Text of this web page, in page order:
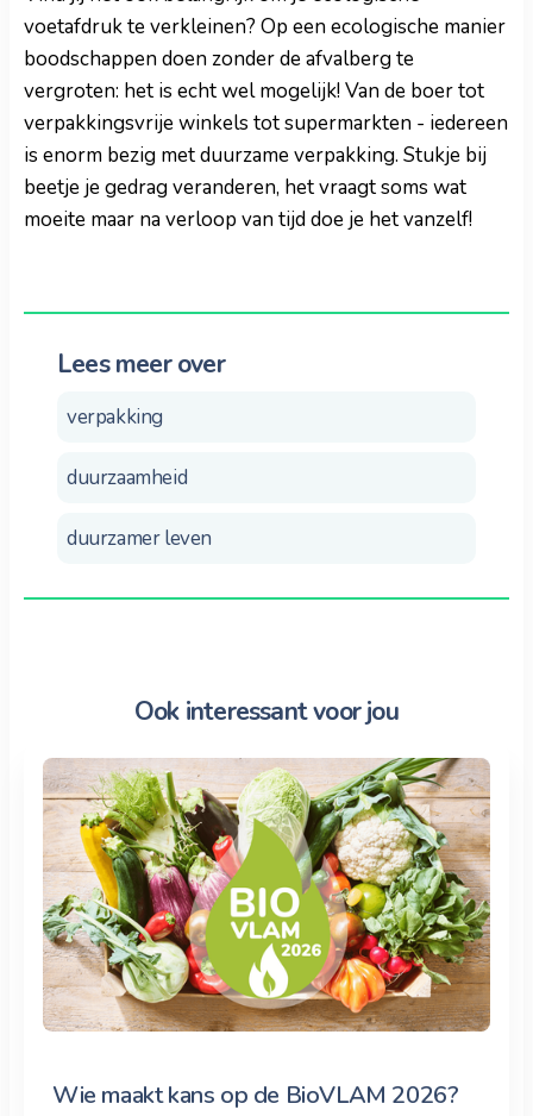
voetafdruk te verkleinen? Op een ecologische manier
boodschappen doen zonder de afvalberg te
vergroten: het is echt wel mogelijk! Van de boer tot
verpakkingsvrije winkels tot supermarkten - iedereen
is enorm bezig met duurzame verpakking. Stukje bij
beetje je gedrag veranderen, het vraagt soms wat
moeite maar na verloop van tijd doe je het vanzelf!
Lees meer over
verpakking
duurzaamheid
duurzamer leven
Ook interessant voor jou
Wie maakt kans op de BioVLAM 2026?